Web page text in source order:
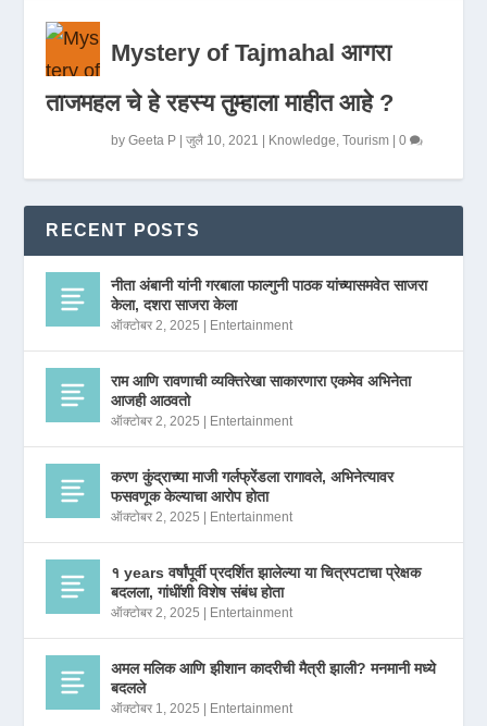
Mystery of Tajmahal आगरा
ताजमहल चे हे रहस्य तुम्हाला माहीत आहे ?
byGeeta P |जुलै 10, 2021 | Knowledge ,Tourism |0
RECENT POSTS
नीता अंबानी यांनी गरबाला फाल्गुनी पाठक यांच्यासमवेत साजरा
केला, दशरा साजरा केला
ऑक्टोबर 2, 2025 | Entertainment
राम आणि रावणाची व्यक्तिरेखा साकारणारा एकमेव अभिनेता
आजही आठवतो
ऑक्टोबर 2, 2025 | Entertainment
करण कुंद्राच्या माजी गर्लफ्रेंडला रागावले, अभिनेत्यावर
फसवणूक केल्याचा आरोप होता
ऑक्टोबर 2, 2025 | Entertainment
१ years वर्षांपूर्वी प्रदर्शित झालेल्या या चित्रपटाचा प्रेक्षक
बदलला, गांधींशी विशेष संबंध होता
ऑक्टोबर 2, 2025 | Entertainment
अमल मलिक आणि झीशान कादरीची मैत्री झाली? मनमानी मध्ये
बदलले
ऑक्टोबर 1, 2025 | Entertainment